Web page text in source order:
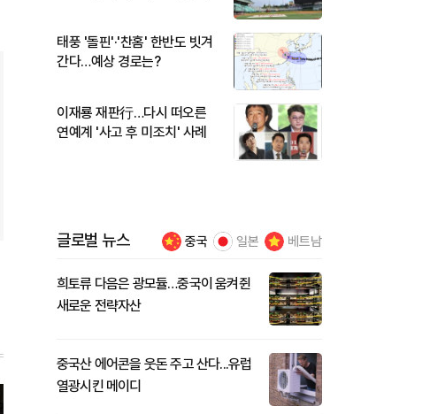
태풍 '돌핀'·'찬홈' 한반도 빗겨
간다…예상 경로는?
이재룡 재판行…다시 떠오른
연예계 '사고 후 미조치' 사례
글로벌 뉴스 중국 일본 베트남
희토류 다음은 광모듈…중국이 움켜쥔
새로운 전략자산
중국산 에어콘을 웃돈 주고 산다...유럽
열광시킨 메이디